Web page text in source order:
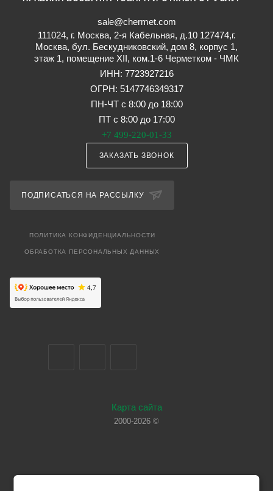
sale@chermet.com
111024, г. Москва, 2-я Кабельная, д.10 127474,г.
Москва, бул. Бескудниковский, дом 8, корпус 1,
этаж 1, помещение XII, ком.1-6 Черметком - ЧМК
ИНН: 7723927216
ОГРН: 5147746349317
ПН-ЧТ с 8:00 до 18:00
ПТ с 8:00 до 17:00
+7 499-220-01-33
ЗАКАЗАТЬ ЗВОНОК
ПОДПИСАТЬСЯ НА РАССЫЛКУ
ПОЛИТИКА КОНФИДЕНЦИАЛЬНОСТИ
ОБРАБОТКА ПЕРСОНАЛЬНЫХ ДАННЫХ
Карта сайта
2000-2026 ©